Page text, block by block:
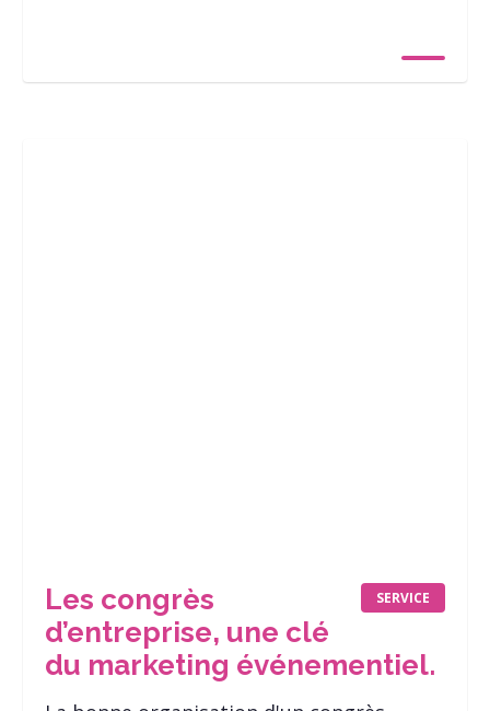
SERVICE
Les congrès
d’entreprise, une clé
du marketing événementiel.